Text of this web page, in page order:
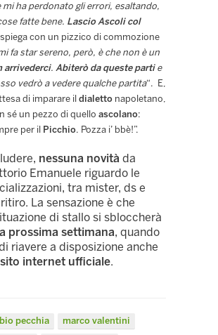
mi ha perdonato gli errori, esaltando,
fatte bene. Lascio Ascoli col
con un pizzico di commozione
fa star sereno, però, è che non è un
arrivederci. Abiterò da queste partie
vedrò a vedere qualche partita“. E,
di imparare il dialetto napoletano,
sé un pezzo di quello ascolano:
per il Picchio. Pozza i’ bbè!”.
nessuna novità da
Emanuele riguardo le
tra mister, ds e
La sensazione è che
di stallo si sbloccherà
prossima settimana, quando
riavere a disposizione anche
internet ufficiale.
pecchia
marco valentini